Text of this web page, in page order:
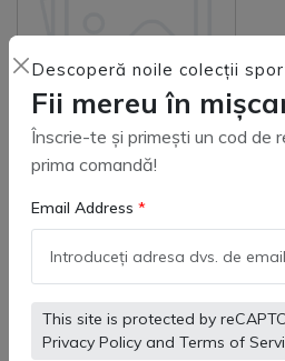
Descoperă noile colecții
Fii mereu în
Înscrie-te și primești un cod de
prima comandă!
Email Address
This site is protected by
Privacy Policy and Terms of
Mingi
Special